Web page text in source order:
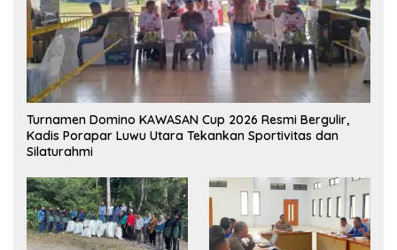
Turnamen Domino KAWASAN Cup 2026 Resmi Bergulir,
Kadis Porapar Luwu Utara Tekankan Sportivitas dan
Silaturahmi